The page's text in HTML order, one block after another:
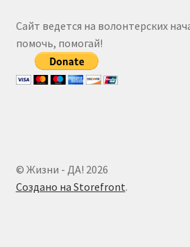
Сайт ведется на волонтерских
помочь, помогай!
© Жизни - ДА! 2026
Создано на Storefront.